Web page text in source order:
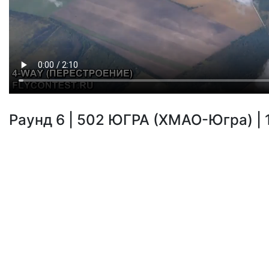
Раунд 6 | 502 ЮГРА (ХМАО-Югра) |